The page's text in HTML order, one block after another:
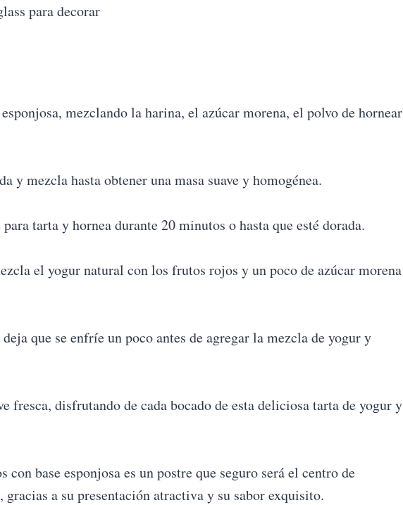
para decorar
mezclando la harina, el azúcar morena, el polvo de hornear
y mezcla hasta obtener una masa suave y homogénea.
tarta y hornea durante 20 minutos o hasta que esté dorada.
el yogur natural con los frutos rojos y un poco de azúcar morena
que se enfríe un poco antes de agregar la mezcla de yogur y
fresca, disfrutando de cada bocado de esta deliciosa tarta de yogur y
base esponjosa es un postre que seguro será el centro de
a su presentación atractiva y su sabor exquisito.